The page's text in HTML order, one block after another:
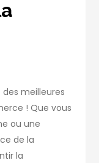
meilleures
! Que vous
ou une
de la
la